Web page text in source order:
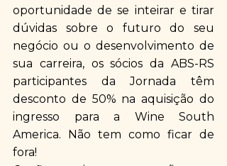
oportunidade de se inteirar e tirar
dúvidas sobre o futuro do seu
negócio ou o desenvolvimento de
sua carreira, os sócios da ABS-RS
participantes da Jornada têm
desconto de 50% na aquisição do
ingresso para a Wine South
America. Não tem como ficar de
fora!